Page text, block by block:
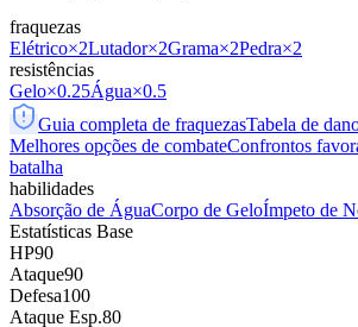
fraquezas
Elétrico×2Lutador×2Grama×2Pedra×2
resistências
Gelo×0.25Água×0.5
Guia completa de fraquezasTabela de
Melhores opções de combateConfrontos
batalha
habilidades
Absorção de ÁguaCorpo de GeloÍmpeto de
Estatísticas Base
HP90
Ataque90
Defesa100
Ataque Esp.80